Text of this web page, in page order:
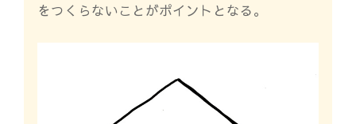
をつくらないことがポイントとなる。